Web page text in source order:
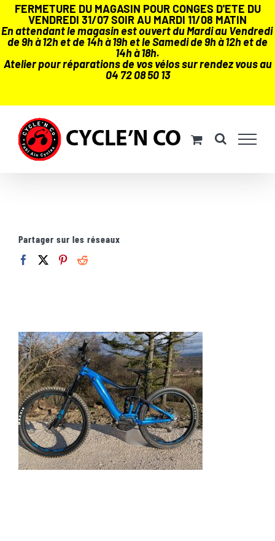
FERMETURE DU MAGASIN POUR CONGES D'ETE DU
VENDREDI 31/07 SOIR AU MARDI 11/08 MATIN
En attendant le magasin est ouvert du Mardi au Vendredi
de 9h à 12h et de 14h à 19h et le Samedi de 9h à 12h et de
14h à 18h.
Atelier pour réparations de vos vélos sur rendez vous au
04 72 08 50 13
contenu
Partager sur les réseaux